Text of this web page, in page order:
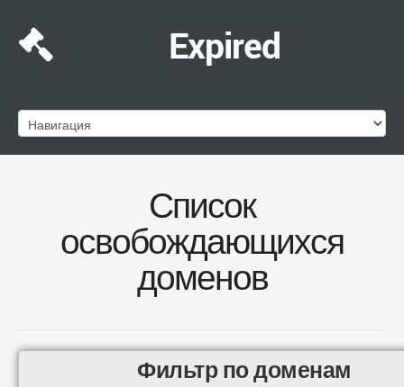
Expired
Список
освобождающихся
доменов
Фильтр по доменам